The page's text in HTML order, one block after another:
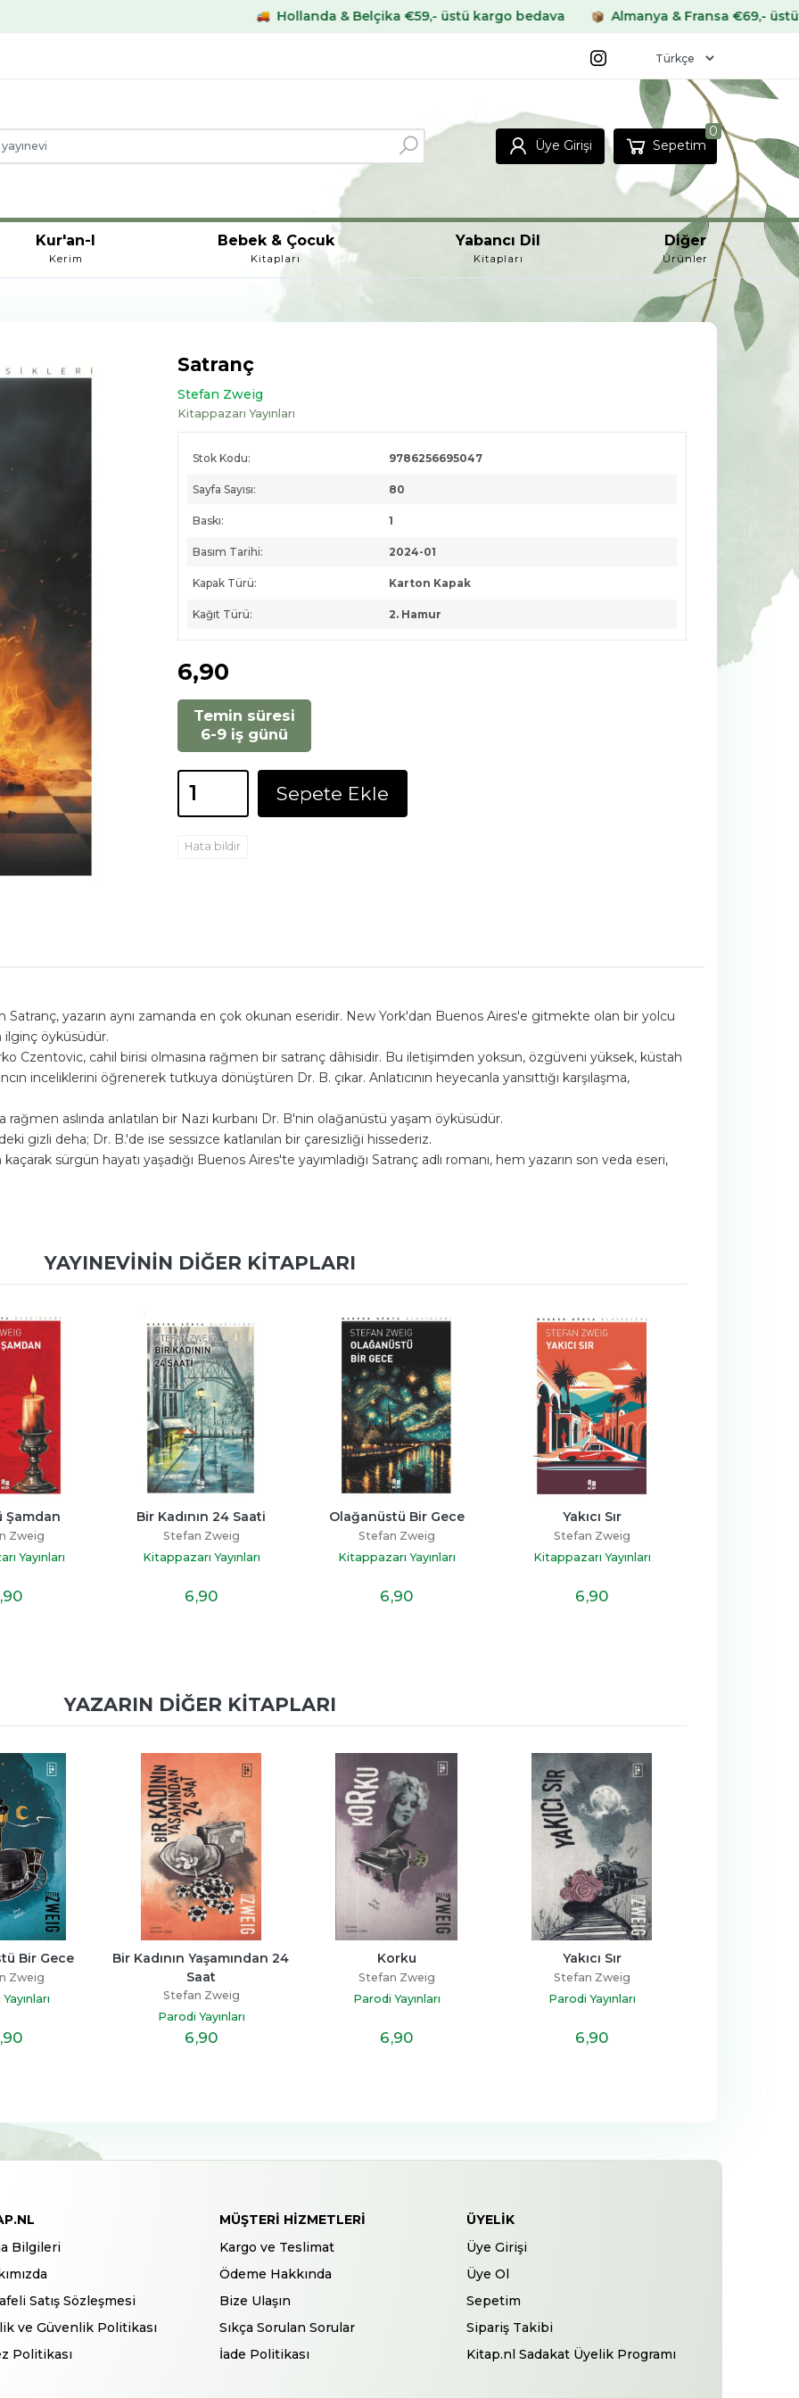
Hollanda & Belçika €59,- üstü kargo bedava Almanya & Fransa €69,- üstü kargo bedava
Üye Girişi Sepetim
0
Kur'an-I
Kerim
Bebek & Çocuk
Kitapları
Yabancı Dil
Kitapları
Diğer
Ürünler
Satranç
Stefan Zweig
Kitappazarı Yayınları
Stok Kodu: 9786256695047
Sayfa Sayısı: 80
Baskı: 1
Basım Tarihi: 2024-01
Kapak Türü: Karton Kapak
Kağıt Türü: 2. Hamur
6,90
Temin süresi
6-9 iş günü
Sepete Ekle
Hata bildir
Satranç, yazarın aynı zamanda en çok okunan eseridir. New York'dan Buenos Aires'e gitmekte olan bir yolcu
ilginç öyküsüdür.
Czentovic, cahil birisi olmasına rağmen bir satranç dâhisidir. Bu iletişimden yoksun, özgüveni yüksek, küstah
inceliklerini öğrenerek tutkuya dönüştüren Dr. B. çıkar. Anlatıcının heyecanla yansıttığı karşılaşma,
rağmen aslında anlatılan bir Nazi kurbanı Dr. B'nin olağanüstü yaşam öyküsüdür.
gizli deha; Dr. B.'de ise sessizce katlanılan bir çaresizliği hissederiz.
sürgün hayatı yaşadığı Buenos Aires'te yayımladığı Satranç adlı romanı, hem yazarın son veda eseri,
YAYINEVININ DIĞER KITAPLARI
Bir Kadının 24 Saati
Stefan Zweig
Kitappazarı Yayınları
Olağanüstü Bir Gece
Stefan Zweig
Kitappazarı Yayınları
Yakıcı Sır
Stefan Zweig
Kitappazarı Yayınları
YAZARIN DIĞER KITAPLARI
Bir Gece
Zweig
,90
Bir Kadının Yaşamından 24
Saat
Stefan Zweig
Parodi Yayınları
6,90
Korku
Stefan Zweig
Parodi Yayınları
6,90
Yakıcı Sır
Stefan Zweig
Parodi Yayınları
6,90
Bilgileri
Satış Sözleşmesi
ve Güvenlik Politikası
Politikası
MÜŞTERI HIZMETLERI
Kargo ve Teslimat
Ödeme Hakkında
Bize Ulaşın
Sıkça Sorulan Sorular
İade Politikası
ÜYELIK
Üye Girişi
Üye Ol
Sepetim
Sipariş Takibi
Kitap.nl Sadakat Üyelik Programı